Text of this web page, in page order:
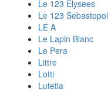
Le 123 Elysees
Le 123 Sebastopol
LE A
Le Lapin Blanc
Le Pera
Littre
Lotti
Lutetia